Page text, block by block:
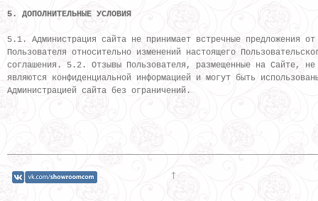
5. ДОПОЛНИТЕЛЬНЫЕ УСЛОВИЯ
5.1. Администрация сайта не принимает встречные предложения от
Пользователя относительно изменений настоящего
соглашения. 5.2. Отзывы Пользователя, размещенные на Сайте, не
являются конфиденциальной информацией и могут быть
Администрацией сайта без ограничений.